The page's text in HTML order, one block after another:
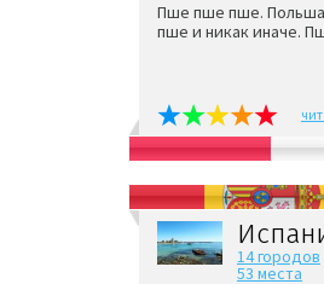
Пше пше пше.
пше и никак иначе.
14 городов
53 места